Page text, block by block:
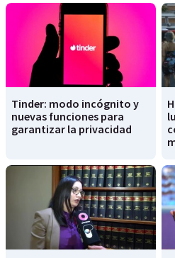
Tinder: modo incógnito y
nuevas funciones para
garantizar la privacidad